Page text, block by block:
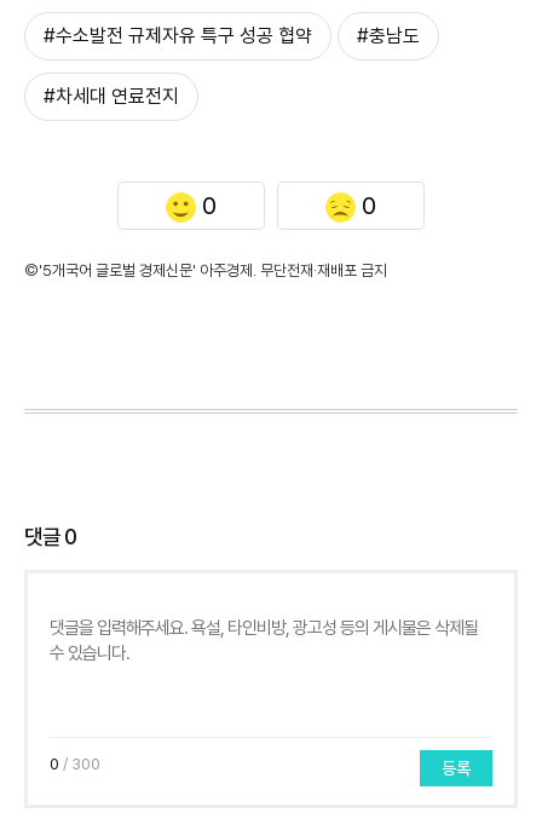
#수소발전 규제자유 특구 성공 협약 #충남도
#차세대 연료전지
0 0
©'5개국어 글로벌 경제신문' 아주경제. 무단전재·재배포 금지
댓글0
0 / 300 등록